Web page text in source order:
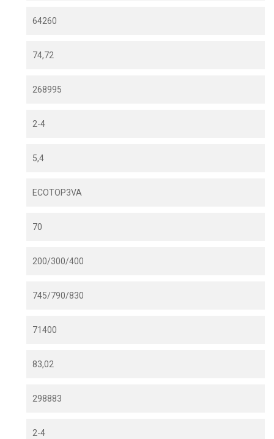
64260
74,72
268995
2-4
5,4
ECOTOP3VA
70
200/300/400
745/790/830
71400
83,02
298883
2-4